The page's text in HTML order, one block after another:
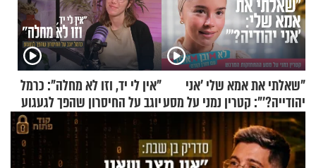
"שאלתי את אמא שלי 'אני
יהודייה?'": קטרין נמני על מסע
ההתחזקות המרגש
"אין לי יד, וזו לא מחלה": כרמל
יוגב על החיסרון שהפך לגעגוע